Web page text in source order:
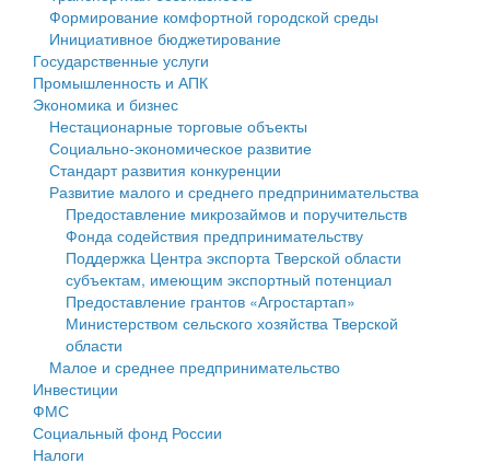
Государственные услуги
Промышленность и АПК
Экономика и бизнес
Символика
Устав
Гостям округа
Туризм
Культура
Образование
Здравоохранение
Социальная защита
Фотоальбом
муниципального округа Тверской области
Администрация Кашинского муниципального округа
Тверской области
Управление сельскими территориями
Открытые данные
Работа с обращениями граждан
Муниципальный контроль
Муниципальные услуги
Проекты административных регламентов
Антимонопольный комплаенс
Финансовое управление
Бюджет для граждан
Имущество
Выявление правообладателей ранее учтенных
объектов недвижимости
Имущественная поддержка субъектов малого и
среднего предпринимательства
Информационная поддержка субъектов малого и
среднего предпринимательства
Муниципальные программы
Формирование комфортной городской среды
Инициативное бюджетирование
Государственные услуги
Промышленность и АПК
Экономика и бизнес
Нестационарные торговые объекты
Социально-экономическое развитие
Стандарт развития конкуренции
Развитие малого и среднего предпринимательства
Предоставление микрозаймов и поручительств
Фонда содействия предпринимательству
Поддержка Центра экспорта Тверской области
субъектам, имеющим экспортный потенциал
Предоставление грантов «Агростартап»
Министерством сельского хозяйства Тверской
области
Малое и среднее предпринимательство
Инвестиции
ФМС
Социальный фонд России
Налоги